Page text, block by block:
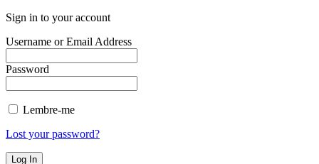
Sign in to your account
Username or Email Address
Password
Lembre-me
Lost your password?